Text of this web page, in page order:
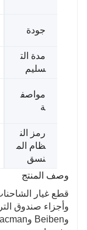
جودة
مدة الت
سليم
مواصف
ة
رمز الن
ظام الم
نسق
وصف المنتج
قطع غيار